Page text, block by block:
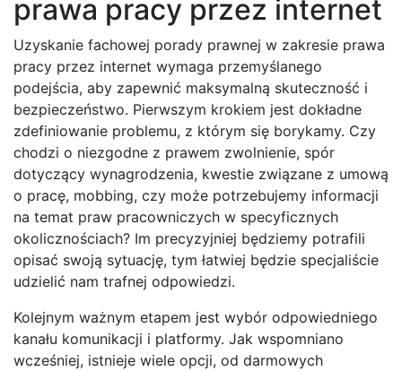
prawa pracy przez internet
Uzyskanie fachowej porady prawnej w zakresie prawa
pracy przez internet wymaga przemyślanego
podejścia, aby zapewnić maksymalną skuteczność i
bezpieczeństwo. Pierwszym krokiem jest dokładne
zdefiniowanie problemu, z którym się borykamy. Czy
chodzi o niezgodne z prawem zwolnienie, spór
dotyczący wynagrodzenia, kwestie związane z umową
o pracę, mobbing, czy może potrzebujemy informacji
na temat praw pracowniczych w specyficznych
okolicznościach? Im precyzyjniej będziemy potrafili
opisać swoją sytuację, tym łatwiej będzie specjaliście
udzielić nam trafnej odpowiedzi.
Kolejnym ważnym etapem jest wybór odpowiedniego
kanału komunikacji i platformy. Jak wspomniano
wcześniej, istnieje wiele opcji, od darmowych